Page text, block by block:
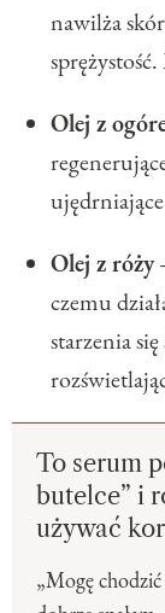
nawilża
Olej z
Olej z róży
czemu
starzenia
To serum
butelce” i
używać
„Mogę